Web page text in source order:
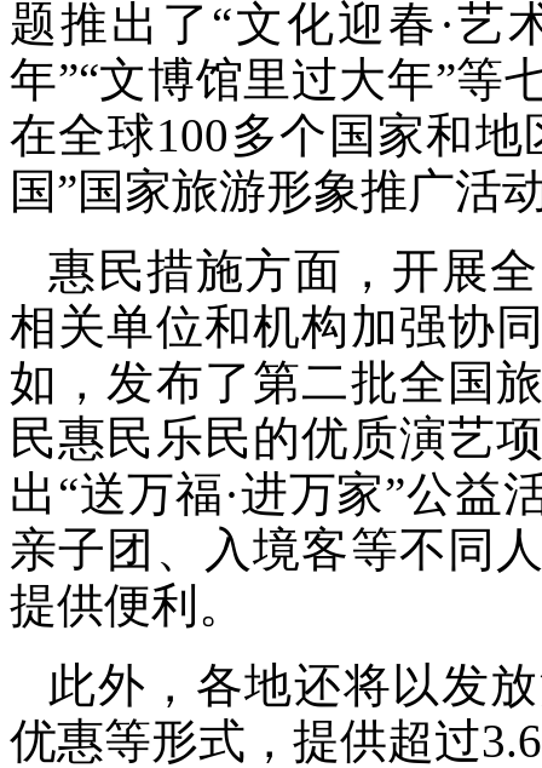
题推出了“文化迎春·艺
年”“文博馆里过大年”等
在全球100多个国家和
国”国家旅游形象推广活
惠民措施方面，开展
相关单位和机构加强协
如，发布了第二批全国
民惠民乐民的优质演艺
出“送万福·进万家”公益
亲子团、入境客等不同
提供便利。
此外，各地还将以发
优惠等形式，提供超过